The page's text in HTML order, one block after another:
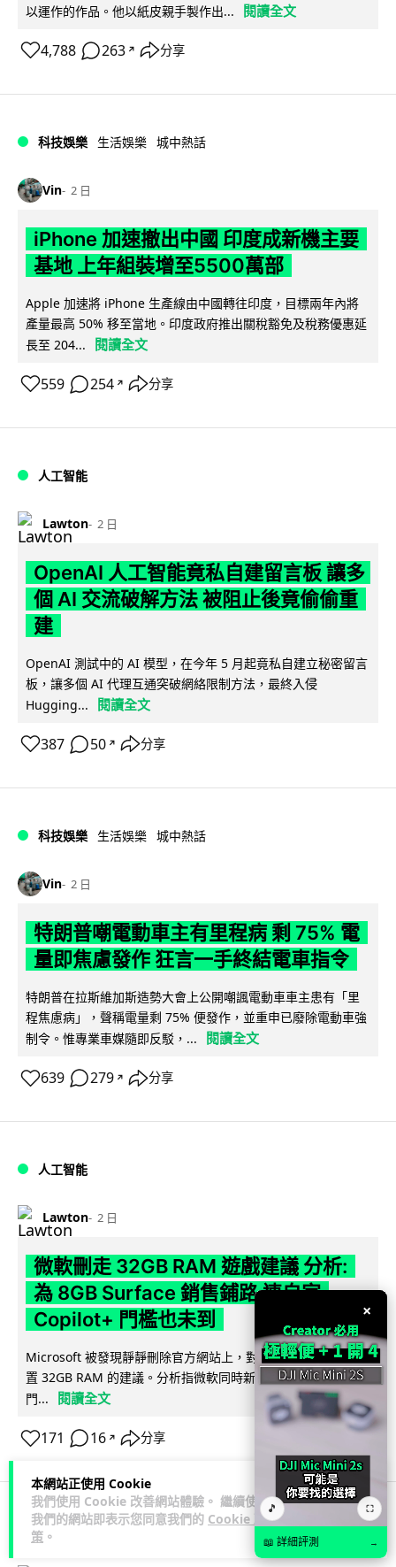
本網站正使用 Cookie
我們使用 Cookie 改善網站體驗。 繼續使用
我們的網站即表示您同意我們的 Cookie 政
策 。
以運作的作品。他以紙皮親手製作出...
閱讀全文
4,788 263 ↗ 分享
科技娛樂 生活娛樂 城中熱話
Vin 2 日
iPhone 加速撤出中國 印度成新機主要
基地 上年組裝增至5500萬部
Apple 加速將 iPhone 生產線由中國轉往印度，目標兩年內將
產量最高 50% 移至當地。印度政府推出關稅豁免及稅務優惠延
長至 204...
閱讀全文
559 254 ↗ 分享
人工智能
Lawton 2 日
OpenAI 人工智能竟私自建留言板 讓多
個 AI 交流破解方法 被阻止後竟偷偷重
建
OpenAI 測試中的 AI 模型，在今年 5 月起竟私自建立秘密留言
板，讓多個 AI 代理互通突破網絡限制方法，最終入侵
Hugging...
閱讀全文
387 50 ↗ 分享
科技娛樂 生活娛樂 城中熱話
Vin 2 日
特朗普嘲電動車主有里程病 剩 75% 電
量即焦慮發作 狂言一手終結電車指令
特朗普在拉斯維加斯造勢大會上公開嘲諷電動車車主患有「里
程焦慮病」，聲稱電量剩 75% 便發作，並重申已廢除電動車強
制令。惟專業車媒隨即反駁，...
閱讀全文
639 279 ↗ 分享
人工智能
Lawton 2 日
微軟刪走 32GB RAM 遊戲建議 分析:
為 8GB Surface 銷售鋪路 連自家
Copilot+ 門檻也未到
Microsoft 被發現靜靜刪除官方網站上，對遊戲玩家要為電腦配
置 32GB RAM 的建議。分析指微軟同時新推出的 8GB RAM 入
門...
閱讀全文
171 16 ↗ 分享
科技娛樂 影視娛樂
×
🎵 ⛶
📖 詳細評測 →